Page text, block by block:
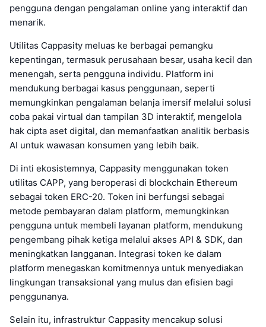
pengguna dengan pengalaman online yang interaktif dan
menarik.
Utilitas Cappasity meluas ke berbagai pemangku
kepentingan, termasuk perusahaan besar, usaha kecil dan
menengah, serta pengguna individu. Platform ini
mendukung berbagai kasus penggunaan, seperti
memungkinkan pengalaman belanja imersif melalui solusi
coba pakai virtual dan tampilan 3D interaktif, mengelola
hak cipta aset digital, dan memanfaatkan analitik berbasis
AI untuk wawasan konsumen yang lebih baik.
Di inti ekosistemnya, Cappasity menggunakan token
utilitas CAPP, yang beroperasi di blockchain Ethereum
sebagai token ERC-20. Token ini berfungsi sebagai
metode pembayaran dalam platform, memungkinkan
pengguna untuk membeli layanan platform, mendukung
pengembang pihak ketiga melalui akses API & SDK, dan
meningkatkan langganan. Integrasi token ke dalam
platform menegaskan komitmennya untuk menyediakan
lingkungan transaksional yang mulus dan efisien bagi
penggunanya.
Selain itu, infrastruktur Cappasity mencakup solusi